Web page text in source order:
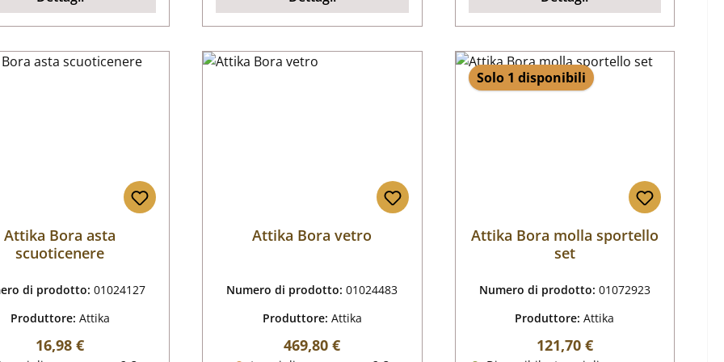
Attika Bora asta
scuoticenere
di prodotto:01024127
Produttore: Attika
Prezzo normale:
16,98 €
Attika Bora vetro
Numero di prodotto:01024483
Produttore: Attika
Prezzo normale:
469,80 €
Solo 1 disponibili
Attika Bora molla sportello
set
Numero di prodotto: 01072923
Produttore:Attika
Prezzo normale:
121,70 €